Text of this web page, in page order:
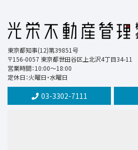
第8位
東京都知事(12)第39851号
〒156-0057 東京都世田谷区上北沢4丁目34-11
営業時間：10:00～18:00
定休日：火曜日・水曜日
03-3302-7111